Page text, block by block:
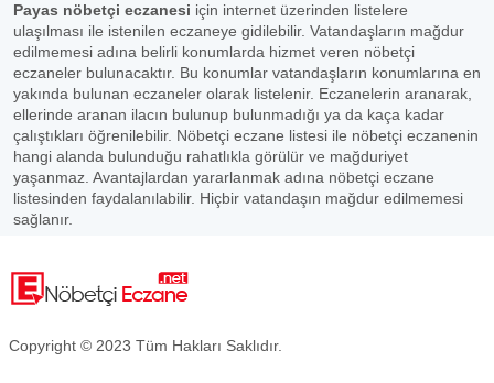
Payas nöbetçi eczanesi için internet üzerinden listelere
ulaşılması ile istenilen eczaneye gidilebilir. Vatandaşların mağdur
edilmemesi adına belirli konumlarda hizmet veren nöbetçi
eczaneler bulunacaktır. Bu konumlar vatandaşların konumlarına en
yakında bulunan eczaneler olarak listelenir. Eczanelerin aranarak,
ellerinde aranan ilacın bulunup bulunmadığı ya da kaça kadar
çalıştıkları öğrenilebilir. Nöbetçi eczane listesi ile nöbetçi eczanenin
hangi alanda bulunduğu rahatlıkla görülür ve mağduriyet
yaşanmaz. Avantajlardan yararlanmak adına nöbetçi eczane
listesinden faydalanılabilir. Hiçbir vatandaşın mağdur edilmemesi
sağlanır.
Copyright © 2023 Tüm Hakları Saklıdır.